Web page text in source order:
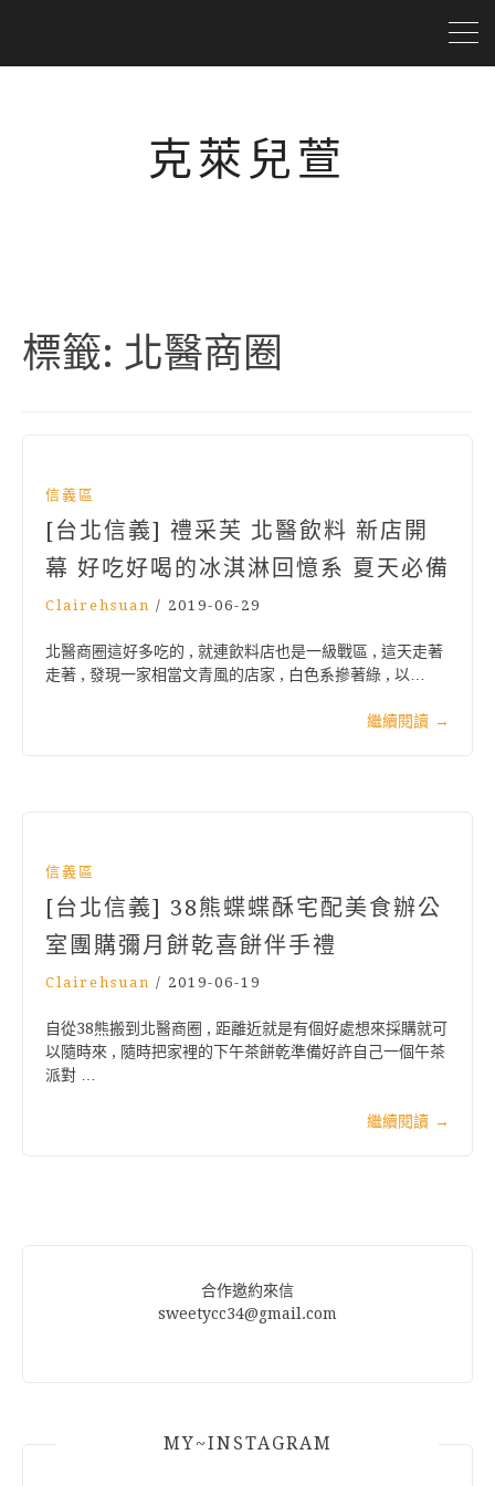
克萊兒萱
標籤: 北醫商圈
信義區
[台北信義] 禮采芙 北醫飲料 新店開
幕 好吃好喝的冰淇淋回憶系 夏天必備
Clairehsuan / 2019-06-29
北醫商圈這好多吃的 , 就連飲料店也是一級戰區 , 這天走著
走著 , 發現一家相當文青風的店家 , 白色系摻著綠 , 以…
繼續閱讀 →
信義區
[台北信義] 38熊蝶蝶酥宅配美食辦公
室團購彌月餅乾喜餅伴手禮
Clairehsuan / 2019-06-19
自從38熊搬到北醫商圈 , 距離近就是有個好處想來採購就可
以隨時來 , 隨時把家裡的下午茶餅乾準備好許自己一個午茶
派對 …
繼續閱讀 →
合作邀約來信
sweetycc34@gmail.com
MY~INSTAGRAM